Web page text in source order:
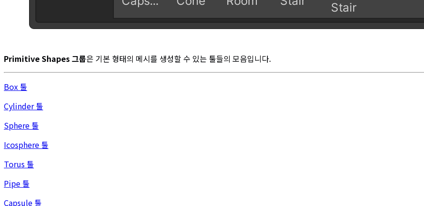
Primitive Shapes 그룹은 기본 형태의 메시를 생성할 수 있는 툴들의 모음입니다.
Box 툴
Cylinder 툴
Sphere 툴
Icosphere 툴
Torus 툴
Pipe 툴
Capsule 툴